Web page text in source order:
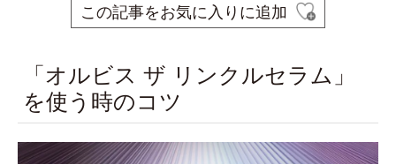
この記事をお気に入りに追加
「オルビス ザ リンクルセラム」
を使う時のコツ